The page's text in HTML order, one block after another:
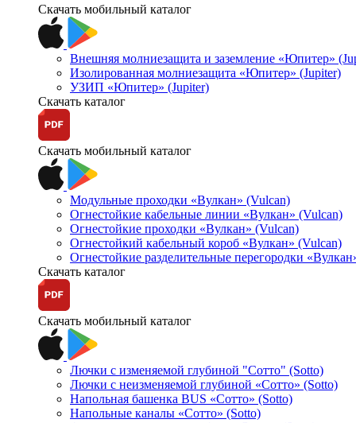
Скачать мобильный каталог
Внешняя молниезащита и заземление «Юпитер»
Изолированная молниезащита «Юпитер» (Jupiter)
УЗИП «Юпитер» (Jupiter)
Скачать каталог
Скачать мобильный каталог
Модульные проходки «Вулкан» (Vulcan)
Огнестойкие кабельные линии «Вулкан» (Vulcan)
Огнестойкие проходки «Вулкан» (Vulcan)
Огнестойкий кабельный короб «Вулкан» (Vulcan)
Огнестойкие разделительные перегородки
Скачать каталог
Скачать мобильный каталог
Лючки с изменяемой глубиной "Сотто" (Sotto)
Лючки с неизменяемой глубиной «Сотто» (Sotto)
Напольная башенка BUS «Сотто» (Sotto)
Напольные каналы «Сотто» (Sotto)